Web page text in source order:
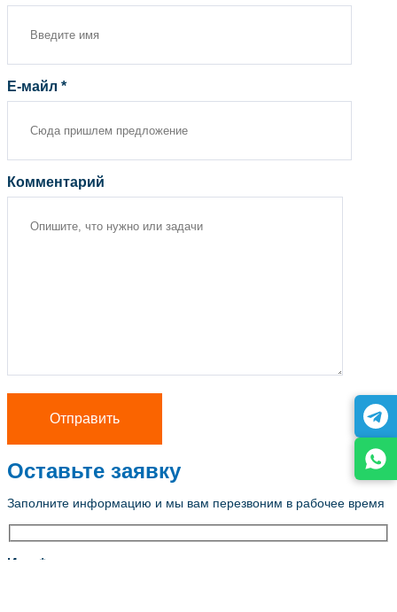
Е-майл *
Комментарий
Оставьте заявку
Заполните информацию и мы вам перезвоним в рабочее время
Имя *